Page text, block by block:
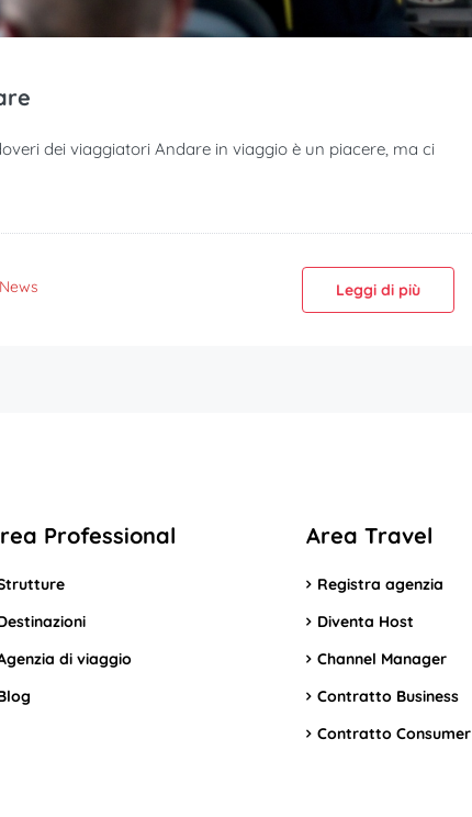
dei viaggiatori Andare in viaggio è un piacere, ma ci
News Leggi di più
Professional
di viaggio
Area Travel
Registra agenzia
Diventa Host
Channel Manager
Contratto Business
Contratto Consumer